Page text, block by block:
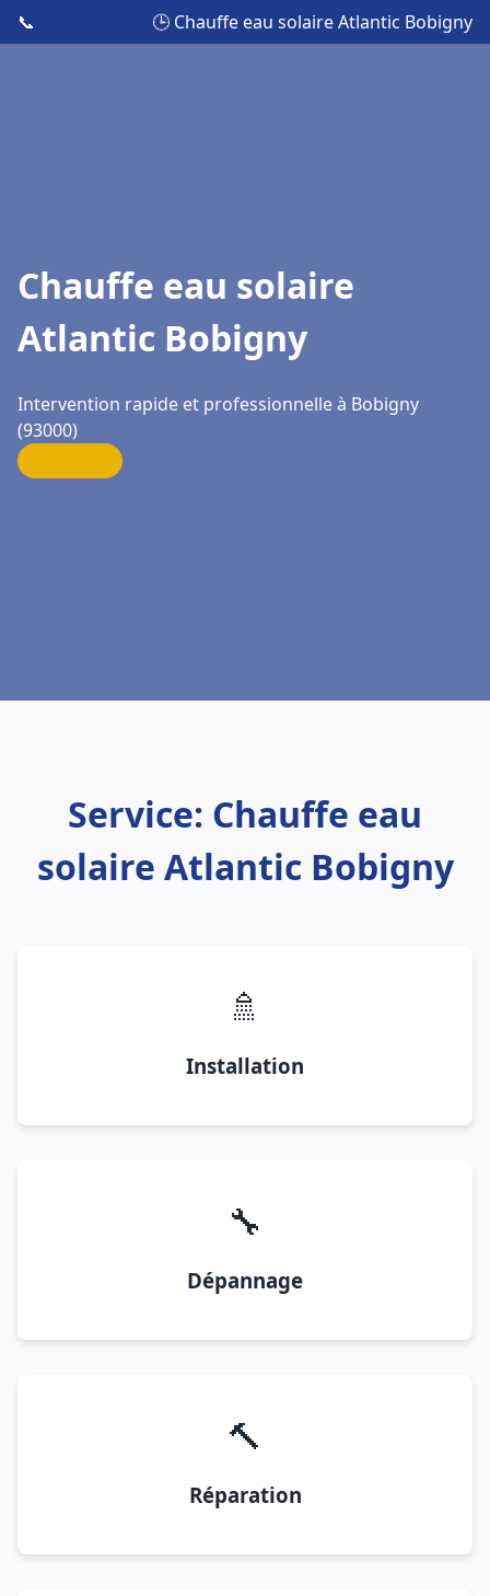
📞 🕒 Chauffe eau solaire Atlantic Bobigny
Chauffe eau solaire
Atlantic Bobigny
Intervention rapide et professionnelle à Bobigny
(93000)
Service: Chauffe eau
solaire Atlantic Bobigny
🚿
Installation
🔧
Dépannage
🔨
Réparation